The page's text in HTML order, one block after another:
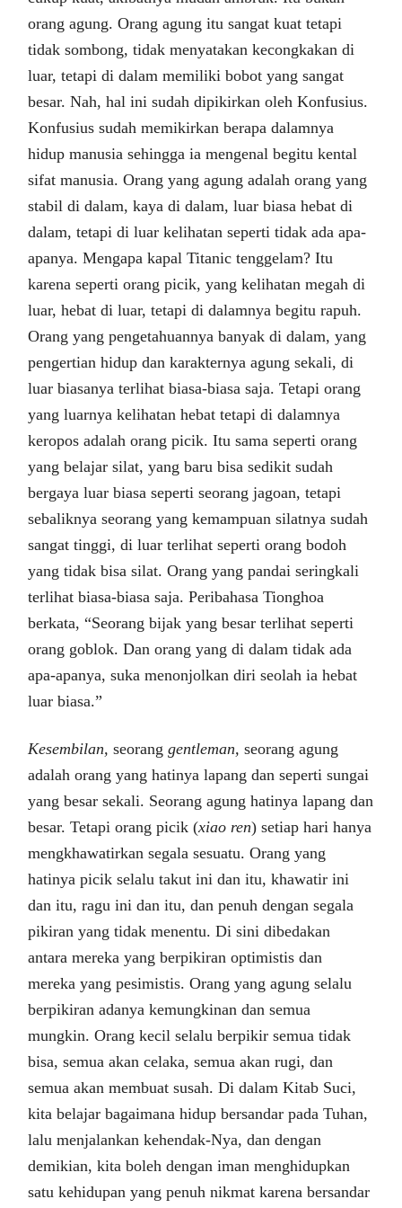
orang agung. Orang agung itu sangat kuat tetapi
tidak sombong, tidak menyatakan kecongkakan di
luar, tetapi di dalam memiliki bobot yang sangat
besar. Nah, hal ini sudah dipikirkan oleh Konfusius.
Konfusius sudah memikirkan berapa dalamnya
hidup manusia sehingga ia mengenal begitu kental
sifat manusia. Orang yang agung adalah orang yang
stabil di dalam, kaya di dalam, luar biasa hebat di
dalam, tetapi di luar kelihatan seperti tidak ada apa-
apanya. Mengapa kapal Titanic tenggelam? Itu
karena seperti orang picik, yang kelihatan megah di
luar, hebat di luar, tetapi di dalamnya begitu rapuh.
Orang yang pengetahuannya banyak di dalam, yang
pengertian hidup dan karakternya agung sekali, di
luar biasanya terlihat biasa-biasa saja. Tetapi orang
yang luarnya kelihatan hebat tetapi di dalamnya
keropos adalah orang picik. Itu sama seperti orang
yang belajar silat, yang baru bisa sedikit sudah
bergaya luar biasa seperti seorang jagoan, tetapi
sebaliknya seorang yang kemampuan silatnya sudah
sangat tinggi, di luar terlihat seperti orang bodoh
yang tidak bisa silat. Orang yang pandai seringkali
terlihat biasa-biasa saja. Peribahasa Tionghoa
berkata, “Seorang bijak yang besar terlihat seperti
orang goblok. Dan orang yang di dalam tidak ada
apa-apanya, suka menonjolkan diri seolah ia hebat
luar biasa.”
Kesembilan, seoranggentleman, seorang agung
adalah orang yang hatinya lapang dan seperti sungai
yang besar sekali. Seorang agung hatinya lapang dan
besar. Tetapi orang picik (xiao ren) setiap hari hanya
mengkhawatirkan segala sesuatu. Orang yang
hatinya picik selalu takut ini dan itu, khawatir ini
dan itu, ragu ini dan itu, dan penuh dengan segala
pikiran yang tidak menentu. Di sini dibedakan
antara mereka yang berpikiran optimistis dan
mereka yang pesimistis. Orang yang agung selalu
berpikiran adanya kemungkinan dan semua
mungkin. Orang kecil selalu berpikir semua tidak
bisa, semua akan celaka, semua akan rugi, dan
semua akan membuat susah. Di dalam Kitab Suci,
kita belajar bagaimana hidup bersandar pada Tuhan,
lalu menjalankan kehendak-Nya, dan dengan
demikian, kita boleh dengan iman menghidupkan
satu kehidupan yang penuh nikmat karena bersandar